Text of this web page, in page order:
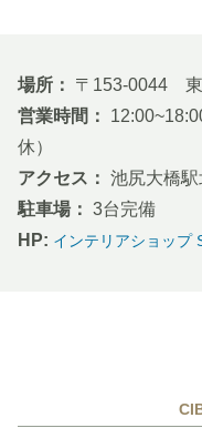
場所： 〒153-0044 東
営業時間：
休）
アクセス： 池尻大橋
駐車場： 3台完備
HP: インテリアショップ